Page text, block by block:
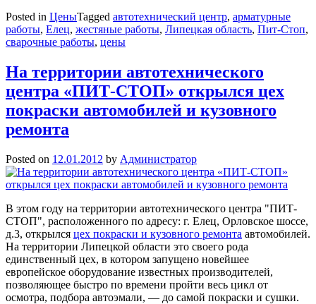
Posted in ЦеныTagged автотехнический центр, арматурные
работы, Елец, жестяные работы, Липецкая область, Пит-Стоп,
сварочные работы, цены
На территории автотехнического
центра «ПИТ-СТОП» открылся цех
покраски автомобилей и кузовного
ремонта
Posted on 12.01.2012 by Администратор
В этом году на территории автотехнического центра "ПИТ-
СТОП", расположенного по адресу: г. Елец, Орловское шоссе,
д.3, открылся цех покраски и кузовного ремонта автомобилей.
На территории Липецкой области это своего рода
единственный цех, в котором запущено новейшее
европейское оборудование известных производителей,
позволяющее быстро по времени пройти весь цикл от
осмотра, подбора автоэмали, — до самой покраски и сушки.